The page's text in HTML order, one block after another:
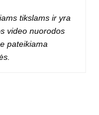
tikslams ir yra
video nuorodos
pateikiama